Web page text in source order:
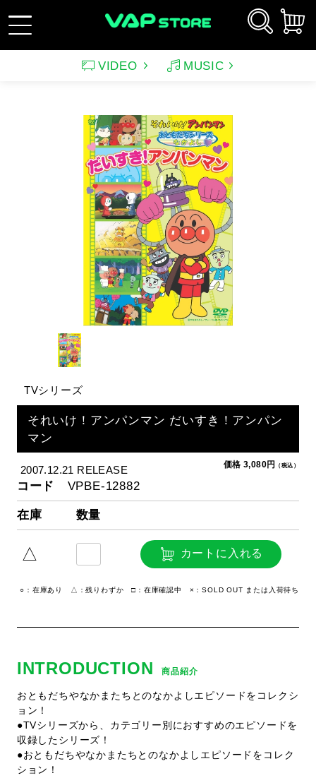
新規会員登録 ログイン
VIDEO MUSIC
サウンドトラック（テレ
アニメーション（CD）
アンパンマン音楽商品
その他
アニメーション
アンパンマン ルパン三世
イメージ
スポーツ・格闘技
特集
TVシリーズ
それいけ！アンパンマン だいすき！アンパン
マン
2007.12.21 RELEASE 価格 3,080円 （税込）
コード VPBE-12882
在庫 数量
△ カートに入れる
○：在庫あり △：残りわずか □：在庫確認中 ×：SOLD OUT または入荷待ち
INTRODUCTION 商品紹介
おともだちやなかまたちとのなかよしエピソードをコレクシ
ョン！
●TVシリーズから、カテゴリー別におすすめのエピソードを
収録したシリーズ！
●おともだちやなかまたちとのなかよしエピソードをコレク
ション！